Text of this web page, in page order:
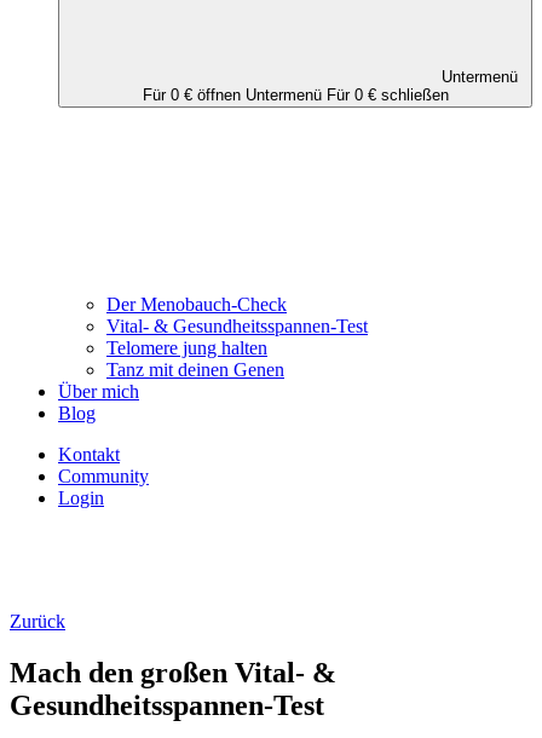
Untermenü
Für 0 € öffnen Untermenü Für 0 € schließen
Der Menobauch-Check
Vital- & Gesundheitsspannen-Test
Telomere jung halten
Tanz mit deinen Genen
Über mich
Blog
Kontakt
Community
Login
Zurück
Mach den großen Vital- &
Gesundheitsspannen-Test